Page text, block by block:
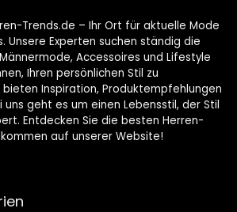
Trends.de – Ihr Ort für aktuelle Mode
Unsere Experten suchen ständig die
Accessoires und Lifestyle
Ihren persönlichen Stil zu
Inspiration, Produktempfehlungen
geht es um einen Lebensstil, der Stil
Entdecken Sie die besten Herren-
auf unserer Website!